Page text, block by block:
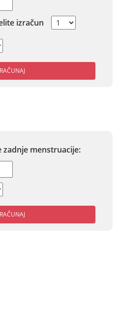
izračun
zadnje menstruacije: